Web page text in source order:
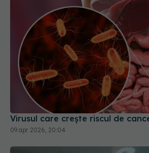
Virusul care crește riscul de
09 apr 2026, 20:04